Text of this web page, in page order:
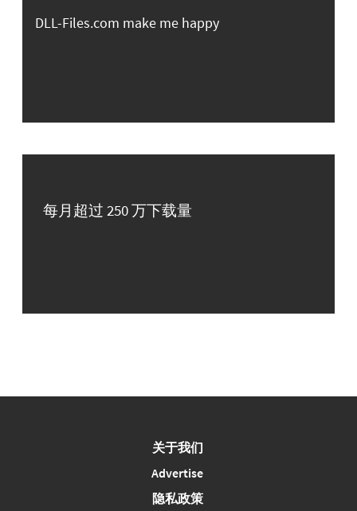
DLL-Files.com make me happy
每月超过 250 万下载量
关于我们
Advertise
隐私政策